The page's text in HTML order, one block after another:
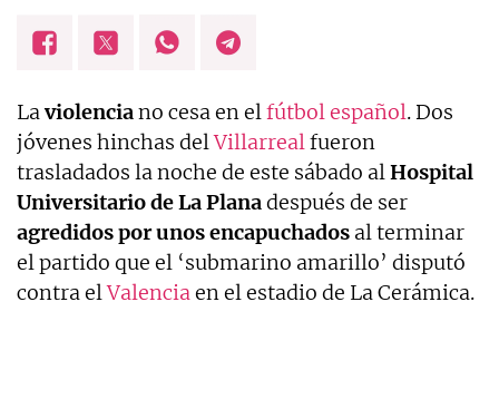
Laviolenciano cesa en elfútbol español. Dos
jóvenes hinchas delVillarrealfueron
trasladados la noche de este sábado alHospital
Universitario de La Planadespués de ser
agredidos por unos encapuchados al terminar
el partido que el ‘submarino amarillo’ disputó
contra elValenciaen el estadio de La Cerámica.